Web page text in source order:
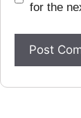
for the